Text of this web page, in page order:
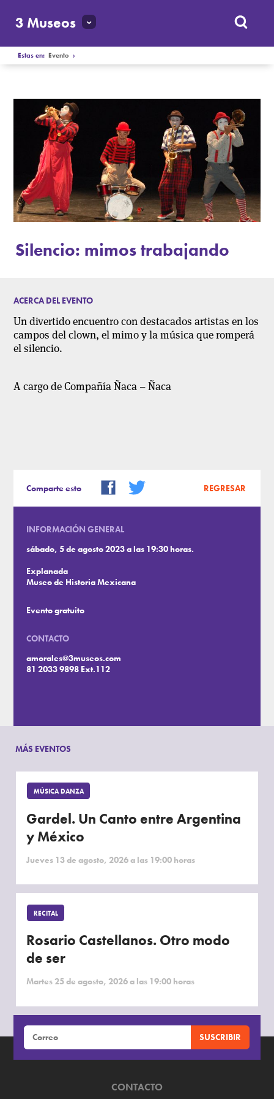
3 Museos
Estas en:Evento ›
Silencio: mimos trabajando
ACERCA DEL EVENTO
Un divertido encuentro con destacados artistas en los
campos del clown, el mimo y la música que romperá
el silencio.
A cargo de Compañía Ñaca – Ñaca
Comparte esto REGRESAR
INFORMACIÓN GENERAL
sábado, 5 de agosto 2023 a las 19:30 horas.
Explanada
Museo de Historia Mexicana
Evento gratuito
CONTACTO
amorales@3museos.com
81 2033 9898 Ext.112
MÁS EVENTOS
MÚSICA DANZA
Gardel. Un Canto entre Argentina
y México
Jueves 13 de agosto, 2026 a las 19:00 horas
RECITAL
Rosario Castellanos. Otro modo
de ser
Martes 25 de agosto, 2026 a las 19:00 horas
CONTACTO